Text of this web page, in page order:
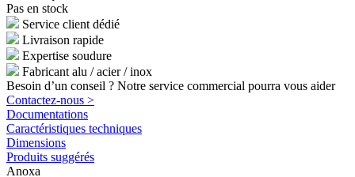
Pas en stock
Service client dédié
Livraison rapide
Expertise soudure
Fabricant alu / acier / inox
Besoin d’un conseil ? Notre service commercial pourra vous aider
Contactez-nous >
Documentations
Caractéristiques techniques
Dimensions
Produits suggérés
Anoxa